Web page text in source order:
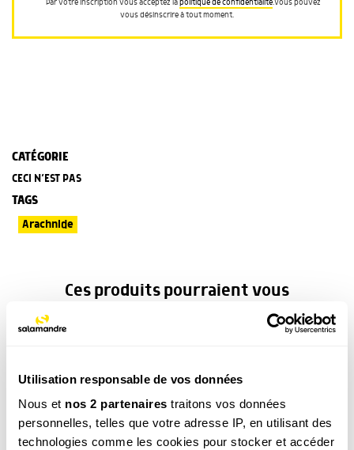
Utilisation responsable de vos données
Nous et nos 2 partenaires traitons vos données
personnelles, telles que votre adresse IP, en utilisant des
technologies comme les cookies pour stocker et accéder
Par votre inscription vous acceptez lapolitique de confidentialité.Vous pouvez
vous désinscrire à tout moment.
CATÉGORIE
CECI N’EST PAS
TAGS
Arachnide
Ces produits pourraient vous